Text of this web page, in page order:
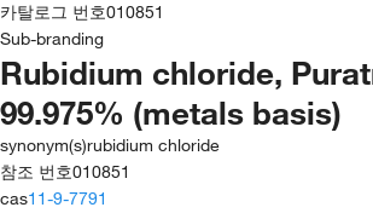
카탈로그 번호010851
Sub-branding
Rubidium chloride,
99.975% (metals basis)
synonym(s)rubidium chloride
참조 번호010851
cas11-9-7791